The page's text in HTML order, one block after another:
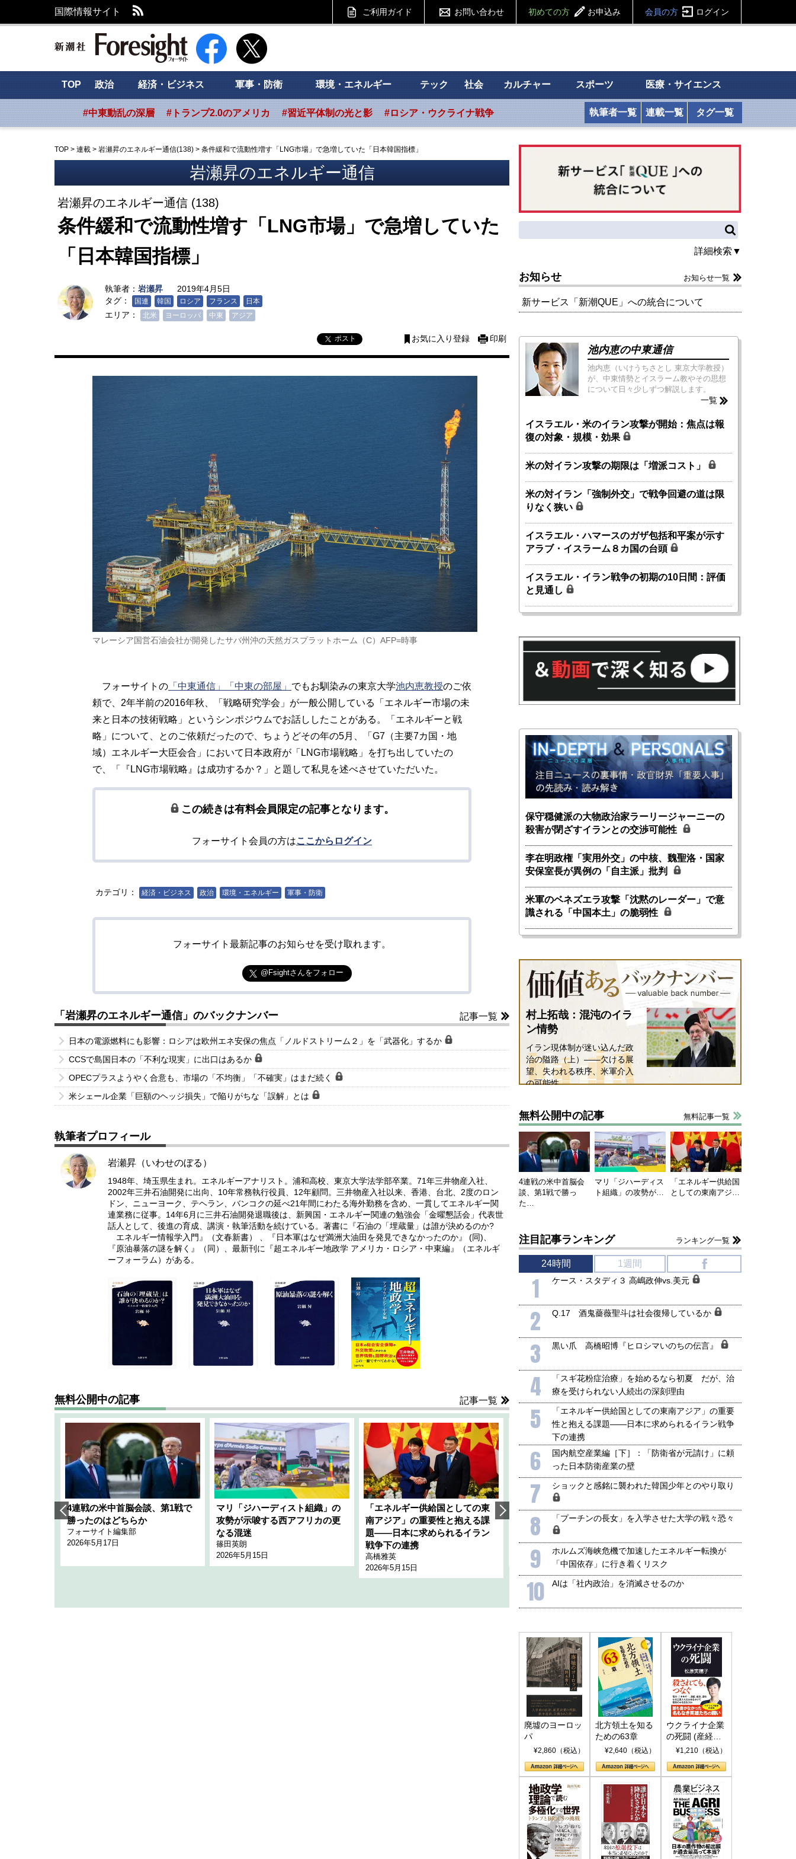
国際情報サイト ご利用ガイド お問い合わせ 初めての方 お申込み 会員の方 ログイン
新潮社 Foresight フォーサイト
TOP 政治 経済・ビジネス 軍事・防衛 環境・エネルギー テック 社会 カルチャー スポーツ 医療・サイエンス
#中東動乱の深層 #トランプ2.0のアメリカ #習近平体制の光と影 #ロシア・ウクライナ戦争 執筆者一覧 連載一覧 タグ一覧
TOP > 連載 > 岩瀬昇のエネルギー通信(138) > 条件緩和で流動性増す「LNG市場」で急増していた「日本韓国指標」
岩瀬昇のエネルギー通信
岩瀬昇のエネルギー通信 (138)
条件緩和で流動性増す「LNG市場」で急増していた
「日本韓国指標」
執筆者： 岩瀬昇
2019年4月5日
タグ：
国連 韓国 ロシア フランス 日本
エリア： 北米 ヨーロッパ 中東 アジア
ポスト お気に入り登録 印刷
マレーシア国営石油会社が開発したサバ州沖の天然ガスプラットホーム（C）AFP=時事
フォーサイトの 「中東通信」 「中東の部屋」 でもお馴染みの東京大学池内恵教授のご依
頼で、2年半前の2016年秋、「戦略研究学会」が一般公開している「エネルギー市場の未
来と日本の技術戦略」というシンポジウムでお話ししたことがある。「エネルギーと戦
略」について、とのご依頼だったので、ちょうどその年の5月、「G7（主要7カ国・地
域）エネルギー大臣会合」において日本政府が「LNG市場戦略」を打ち出していたの
で、「『LNG市場戦略』は成功するか？」と題して私見を述べさせていただいた。
この続きは有料会員限定の記事となります。
フォーサイト会員の方はここからログイン
カテゴリ： 経済・ビジネス 政治 環境・エネルギー 軍事・防衛
フォーサイト最新記事のお知らせを受け取れます。
@Fsightさんをフォロー
「岩瀬昇のエネルギー通信」のバックナンバー 記事一覧
日本の電源燃料にも影響：ロシアは欧州エネ安保の焦点「ノルドストリーム２」を「武器化」するか
CCSで島国日本の「不利な現実」に出口はあるか
OPECプラスようやく合意も、市場の「不均衡」「不確実」はまだ続く
米シェール企業「巨額のヘッジ損失」で陥りがちな「誤解」とは
執筆者プロフィール
岩瀬昇（いわせのぼる）
1948年、埼玉県生まれ。エネルギーアナリスト。浦和高校、東京大学法学部卒業。71年三井物産入社、
2002年三井石油開発に出向、10年常務執行役員、12年顧問。三井物産入社以来、香港、台北、2度のロン
ドン、ニューヨーク、テヘラン、バンコクの延べ21年間にわたる海外勤務を含め、一貫してエネルギー関
連業務に従事。14年6月に三井石油開発退職後は、新興国・エネルギー関連の勉強会「金曜懇話会」代表世
話人として、後進の育成、講演・執筆活動を続けている。著書に『石油の「埋蔵量」は誰が決めるのか?
エネルギー情報学入門』（文春新書） 、『日本軍はなぜ満洲大油田を発見できなかったのか』 (同)、
『原油暴落の謎を解く』（同）、最新刊に『超エネルギー地政学 アメリカ・ロシア・中東編』（エネルギ
ーフォーラム）がある。
無料公開中の記事 記事一覧
4連戦の米中首脳会談、第1戦で
勝ったのはどちらか
フォーサイト編集部
2026年5月17日
マリ「ジハーディスト組織」の
攻勢が示唆する西アフリカの更
なる混迷
篠田英朗
2026年5月15日
「エネルギー供給国としての東
南アジア」の重要性と抱える課
題――日本に求められるイラン
戦争下の連携
高橋雅英
2026年5月15日
韓国にも理解してほしい「極東
1905年体制」における日米韓安
全保障協力の意味
千々和泰明
2026年5月15日
ホルムズ海峡危機で加速したエ
ネルギー転換が「中国依存」に
小山堅
2026年5月14日
詳細検索▼
お知らせ お知らせ一覧
新サービス「新潮QUE」への統合について
池内恵の中東通信
池内恵（いけうちさとし 東京大学教授）
が、中東情勢とイスラーム教やその思想
について日々少しずつ解説します。
一覧
イスラエル・米のイラン攻撃が開始：焦点は報
復の対象・規模・効果
米の対イラン攻撃の期限は「増派コスト」
米の対イラン「強制外交」で戦争回避の道は限
りなく狭い
イスラエル・ハマースのガザ包括和平案が示す
アラブ・イスラーム８カ国の台頭
イスラエル・イラン戦争の初期の10日間：評価
と見通し
保守穏健派の大物政治家ラーリージャーニーの
殺害が閉ざすイランとの交渉可能性
李在明政権「実用外交」の中核、魏聖洛・国家
安保室長が異例の「自主派」批判
米軍のベネズエラ攻撃「沈黙のレーダー」で意
識される「中国本土」の脆弱性
村上拓哉：混沌のイラ
ン情勢
イラン現体制が迷い込んだ政
治の隘路（上）――欠ける展
望、失われる秩序、米軍介入
の可能性
無料公開中の記事 無料記事一覧
4連戦の米中首脳会
談、第1戦で勝っ
た…
マリ「ジハーディス
ト組織」の攻勢が…
「エネルギー供給国
としての東南アジ…
注目記事ランキング ランキング一覧
24時間 1週間
1 ケース・スタディ３ 高嶋政伸vs.美元
2 Q.17 酒鬼薔薇聖斗は社会復帰しているか
3 黒い爪 高橋昭博『ヒロシマいのちの伝言』
4
「スギ花粉症治療」を始めるなら初夏 だが、治
療を受けられない人続出の深刻理由
5
「エネルギー供給国としての東南アジア」の重要
性と抱える課題――日本に求められるイラン戦争
下の連携
6
国内航空産業編［下］：「防衛省が元請け」に頼
った日本防衛産業の壁
7 ショックと感銘に襲われた韓国少年とのやり取り
8 「プーチンの長女」を入学させた大学の戦々恐々
9
ホルムズ海峡危機で加速したエネルギー転換が
「中国依存」に行き着くリスク
10 AIは「社内政治」を消滅させるのか
廃墟のヨーロッ
パ
¥2,860（税込）
北方領土を知る
ための63章
¥2,640（税込）
ウクライナ企業
の死闘 (産経セ
レクト S 039)
¥1,210（税込）